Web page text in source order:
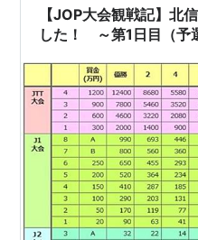
徳永さんピアノ講師の奥
【JOP大会観戦記】北
した！ ～第1日目（予